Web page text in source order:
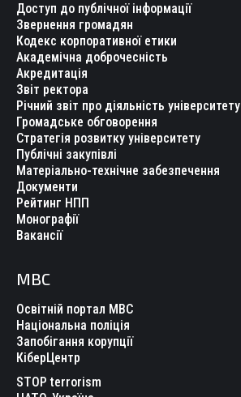
Доступ до публічної інформації
Звернення громадян
Кодекс корпоративної етики
Академічна доброчесність
Акредитація
Звіт ректора
Річний звіт про діяльність університету
Громадське обговорення
Стратегія розвитку університету
Публічні закупівлі
Матеріально-технічне забезпечення
Документи
Рейтинг НПП
Монографії
Вакансії
МВС
Освітній портал МВС
Національна поліція
Запобігання корупції
КіберЦентр
STOP terrorism